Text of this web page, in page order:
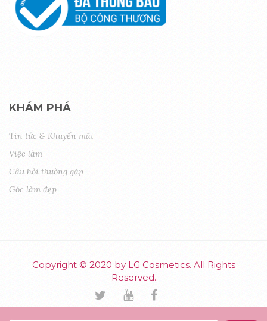
KHÁM PHÁ
Tin tức & Khuyến mãi
Việc làm
Câu hỏi thường gặp
Góc làm đẹp
Copyright © 2020 by LG Cosmetics. All Rights
Reserved.